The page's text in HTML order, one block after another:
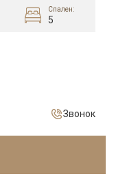
Спален:
5
Звонок